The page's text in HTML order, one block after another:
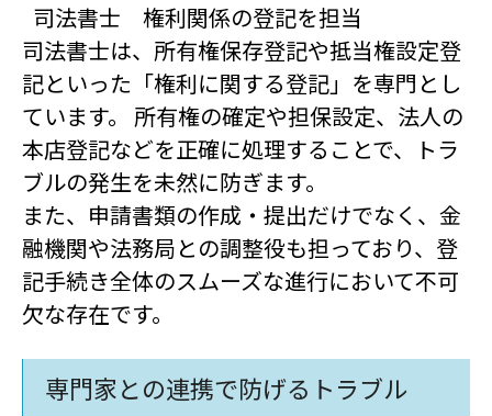
司法書士 権利関係の登記を担当
司法書士は、所有権保存登記や抵当権設定登
記といった「権利に関する登記」を専門とし
ています。 所有権の確定や担保設定、法人の
本店登記などを正確に処理することで、トラ
ブルの発生を未然に防ぎます。
また、申請書類の作成・提出だけでなく、金
融機関や法務局との調整役も担っており、登
記手続き全体のスムーズな進行において不可
欠な存在です。
専門家との連携で防げるトラブル